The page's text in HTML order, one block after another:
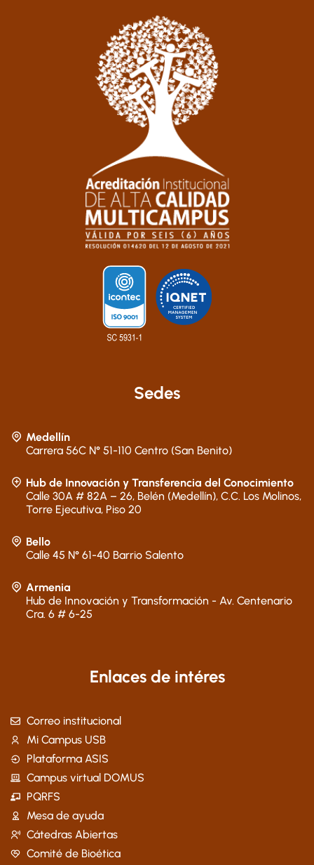
Sedes
Medellín
Carrera 56C N° 51-110 Centro (San Benito)
Hub de Innovación y Transferencia del Conocimiento
Calle 30A # 82A – 26, Belén (Medellín), C.C. Los Molinos,
Torre Ejecutiva, Piso 20
Bello
Calle 45 N° 61-40 Barrio Salento
Armenia
Hub de Innovación y Transformación - Av. Centenario
Cra. 6 # 6-25
Enlaces de intéres
Correo institucional
Mi Campus USB
Plataforma ASIS
Campus virtual DOMUS
PQRFS
Mesa de ayuda
Cátedras Abiertas
Comité de Bioética